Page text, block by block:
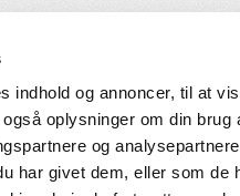
indhold og annoncer, til at
oplysninger om din
og
har givet dem, eller som de
Login til